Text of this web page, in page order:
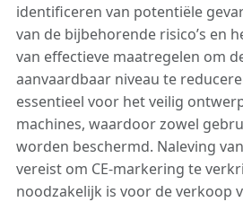
identificeren van potentiële
van de bijbehorende risico’s en
van effectieve maatregelen om
aanvaardbaar niveau te
essentieel voor het veilig
machines, waardoor zowel
worden beschermd. Naleving
vereist om CE-markering te
noodzakelijk is voor de verkoop